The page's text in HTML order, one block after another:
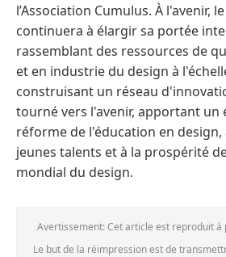
l’Association Cumulus. À l'avenir,
continuera à élargir sa portée
rassemblant des ressources de
et en industrie du design à
construisant un réseau
tourné vers l'avenir, apportant un
réforme de l'éducation en
jeunes talents et à la prospérité
mondial du design.
Avertissement: Cet article est reproduit
Le but de la réimpression est de